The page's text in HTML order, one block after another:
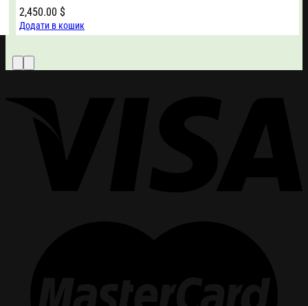
2,450.00 $
Додати в кошик